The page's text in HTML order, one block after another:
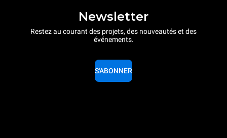
Newsletter
Restez au courant des projets, des nouveautés et des
événements.
S'ABONNER